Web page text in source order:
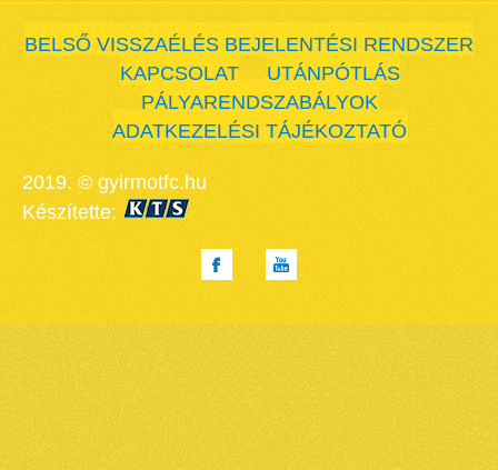
BELSŐ VISSZAÉLÉS BEJELENTÉSI RENDSZER
KAPCSOLAT
UTÁNPÓTLÁS
PÁLYARENDSZABÁLYOK
ADATKEZELÉSI TÁJÉKOZTATÓ
2019. © gyirmotfc.hu
Készítette: